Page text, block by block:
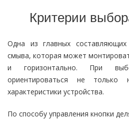
Критерии
Одна из главных
смыва, которая может
и горизонтально. При
ориентироваться не
характеристики устройства.
По способу управления кнопки